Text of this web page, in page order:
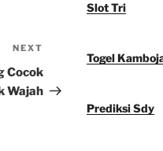
Post
NEXT
Cocok
Wajah
Slot Tri
Togel
Prediksi Sdy